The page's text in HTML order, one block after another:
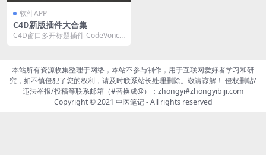
软件APP
C4D新版插件大合集
C4D窗口多开标题插件 CodeVonc
本站所有资源收集整理于网络，本站不参与制作，用于互联网爱好者学习和研
究，如不慎侵犯了您的权利，请及时联系站长处理删除。敬请谅解！ 侵权删帖/
违法举报/投稿等联系邮箱（#替换成@）：zhongyi#zhongyibiji.com
Copyright © 2021 中医笔记- All rights reserved